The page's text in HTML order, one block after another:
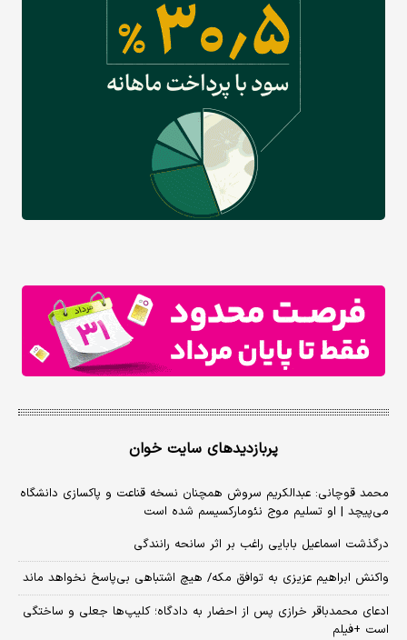
پربازدیدهای سایت خوان
محمد قوچانی: عبدالکریم سروش همچنان نسخه قناعت و پاکسازی دانشگاه
می‌پیچد | او تسلیم موج نئومارکسیسم شده است
درگذشت اسماعیل بابایی راغب بر اثر سانحه رانندگی
واکنش ابراهیم عزیزی به توافق مکه/ هیچ اشتباهی بی‌پاسخ نخواهد ماند
ادعای محمدباقر خرازی پس از احضار به دادگاه؛ کلیپ‌ها جعلی و ساختگی
است +فیلم